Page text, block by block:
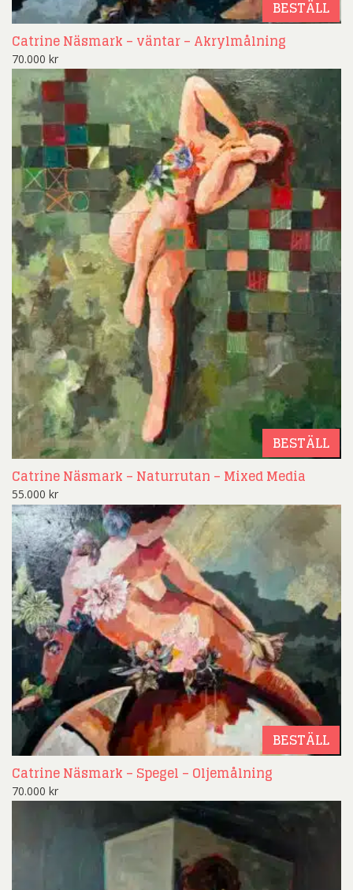
BESTÄLL
Catrine Näsmark – väntar – Akrylmålning
70.000 kr
BESTÄLL
Catrine Näsmark – Naturrutan – Mixed Media
55.000 kr
BESTÄLL
Catrine Näsmark – Spegel – Oljemålning
70.000 kr